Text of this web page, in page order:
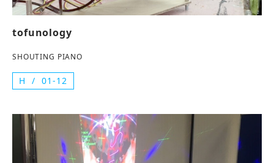
tofunology
SHOUTING PIANO
H 01-12